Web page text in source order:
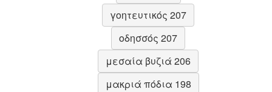
γοητευτικός 207
οδησσός 207
μεσαία βυζιά 206
μακριά πόδια 198